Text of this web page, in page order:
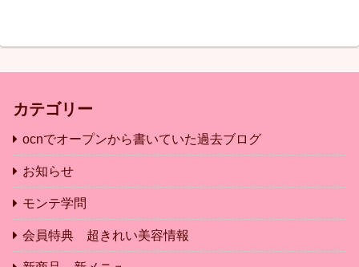
カテゴリー
ocnでオープンから書いていた過去ブログ
お知らせ
モンテ学問
会員特典 超きれい美容情報